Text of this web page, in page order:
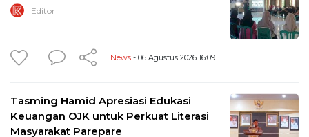
Editor
News - 06 Agustus 2026 16:09
Tasming Hamid Apresiasi Edukasi
Keuangan OJK untuk Perkuat Literasi
Masyarakat Parepare